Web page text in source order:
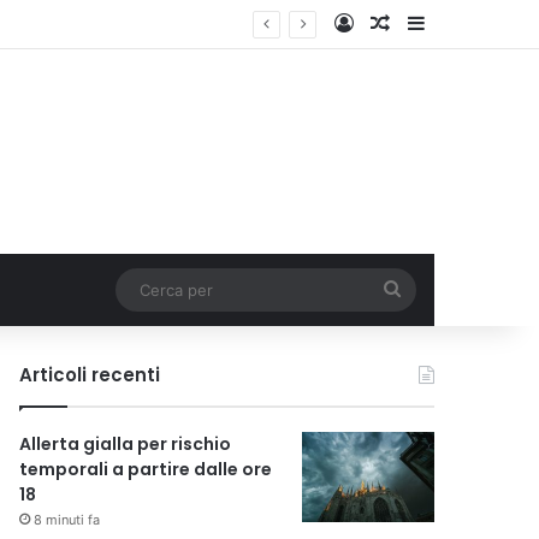
dedicato ai giovani AccediUn articolo a
per
Articoli recenti
Allerta gialla per rischio
temporali a partire dalle ore
18
8 minuti fa